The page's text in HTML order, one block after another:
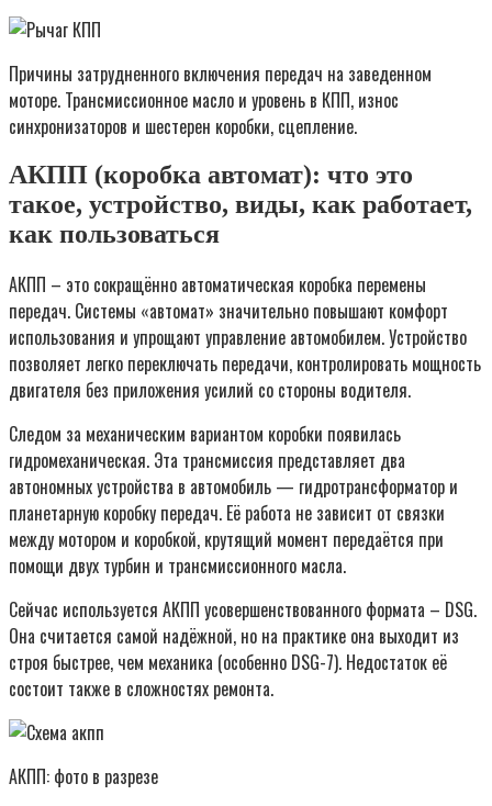
Причины затрудненного включения передач на заведенном
моторе. Трансмиссионное масло и уровень в КПП, износ
синхронизаторов и шестерен коробки, сцепление.
АКПП (коробка автомат): что это
такое, устройство, виды, как работает,
как пользоваться
АКПП – это сокращённо автоматическая коробка перемены
передач. Системы «автомат» значительно повышают комфорт
использования и упрощают управление автомобилем. Устройство
позволяет легко переключать передачи, контролировать мощность
двигателя без приложения усилий со стороны водителя.
Следом за механическим вариантом коробки появилась
гидромеханическая. Эта трансмиссия представляет два
автономных устройства в автомобиль — гидротрансформатор и
планетарную коробку передач. Её работа не зависит от связки
между мотором и коробкой, крутящий момент передаётся при
помощи двух турбин и трансмиссионного масла.
Сейчас используется АКПП усовершенствованного формата – DSG.
Она считается самой надёжной, но на практике она выходит из
строя быстрее, чем механика (особенно DSG-7). Недостаток её
состоит также в сложностях ремонта.
АКПП: фото в разрезе